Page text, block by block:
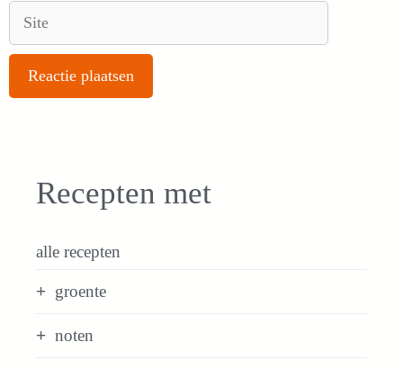
Recepten met
alle recepten
groente
noten